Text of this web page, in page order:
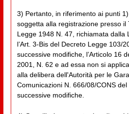
3) Pertanto, in riferimento ai punti
soggetta alla registrazione presso il
Legge 1948 N. 47, richiamata dalla
l’Art. 3-Bis del Decreto Legge 103/
successive modifiche, l’Articolo 16
2001, N. 62 e ad essa non si
alla delibera dell'Autorità per le
Comunicazioni N. 666/08/CONS
successive modifiche.